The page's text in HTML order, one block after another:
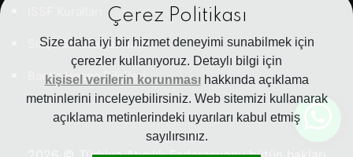
Çerez Politikası
Size daha iyi bir hizmet deneyimi sunabilmek için
çerezler kullanıyoruz. Detaylı bilgi için
kişisel verilerin korunmasıhakkında açıklama
metninlerini inceleyebilirsiniz. Web sitemizi kullanarak
açıklama metinlerindeki uyarıları kabul etmiş
sayılırsınız.
Sıkça Sorulan Sorular
Banka Hesap Bilgileri